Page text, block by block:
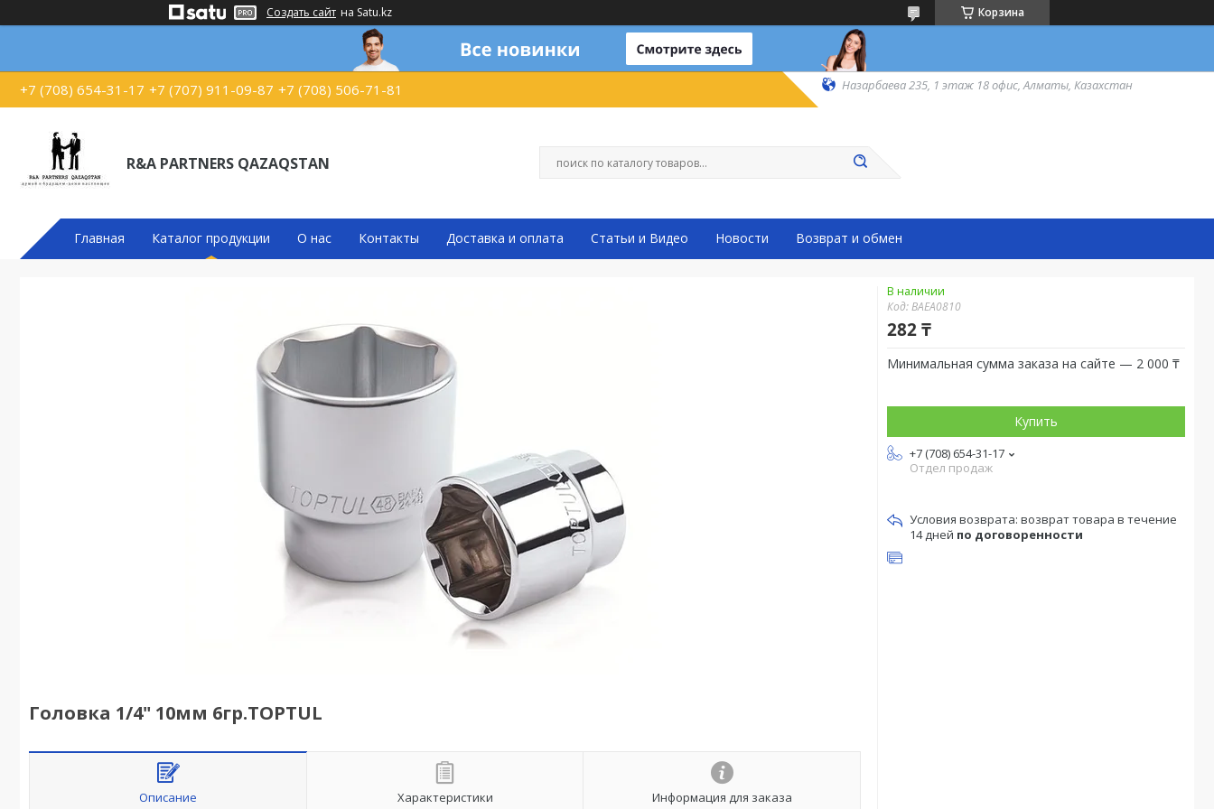
Создать сайт на Satu.kz Корзина
+7 (708) 654-31-17 +7 (707) 911-09-87 +7 (708) 506-71-81 Назарбаева 235, 1 этаж 18 офис, Алматы, Казахстан
R&A PARTNERS QAZAQSTAN
Главная Каталог продукции О нас Контакты Доставка и оплата Статьи и Видео Новости Возврат и обмен
Головка 1/4" 10мм 6гр.TOPTUL
Описание Характеристики Информация для заказа
В наличии
Код:BAEA0810
282 ₸
Минимальная сумма заказа на сайте — 2 000 ₸
Купить
+7 (708) 654-31-17
Отдел продаж
возврат товара в течение
14 дней по договоренности